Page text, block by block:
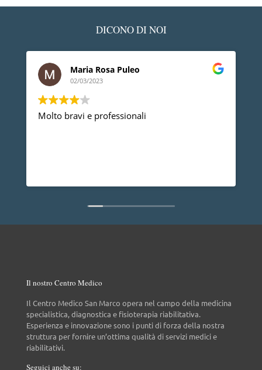
DICONO DI NOI
Ledino Comelli
02/03/2023
Devo ringraziare il Dott. Gherbaz, per la sua
Il nostro Centro Medico
Il Centro Medico San Marco opera nel campo della medicina
specialistica, diagnostica e fisioterapia riabilitativa.
Esperienza e innovazione sono i punti di forza della nostra
struttura per fornire un’ottima qualità di servizi medici e
riabilitativi.
Seguici anche su: